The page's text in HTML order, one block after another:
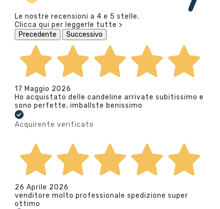
Le nostre recensioni a 4 e 5 stelle.
Clicca qui per leggerle tutte >
Precedente
Successivo
17 Maggio 2026
Ho acquistato delle candeline arrivate subitissimo e
sono perfette, imballste benissimo
Acquirente verificato
26 Aprile 2026
venditore molto professionale spedizione super
ottimo